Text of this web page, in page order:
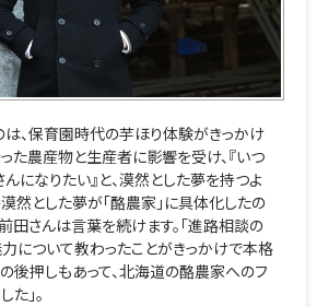
、保育園時代の芋ほり体験がきっかけ
った農産物と生産者に影響を受け、『いつ
になりたい』と、漠然とした夢を持つよ
漠然とした夢が「酪農家」に具体化したの
田さんは言葉を続けます。「進路相談の
について教わったことがきっかけで本格
後押しもあって、北海道の酪農家へのフ
」。